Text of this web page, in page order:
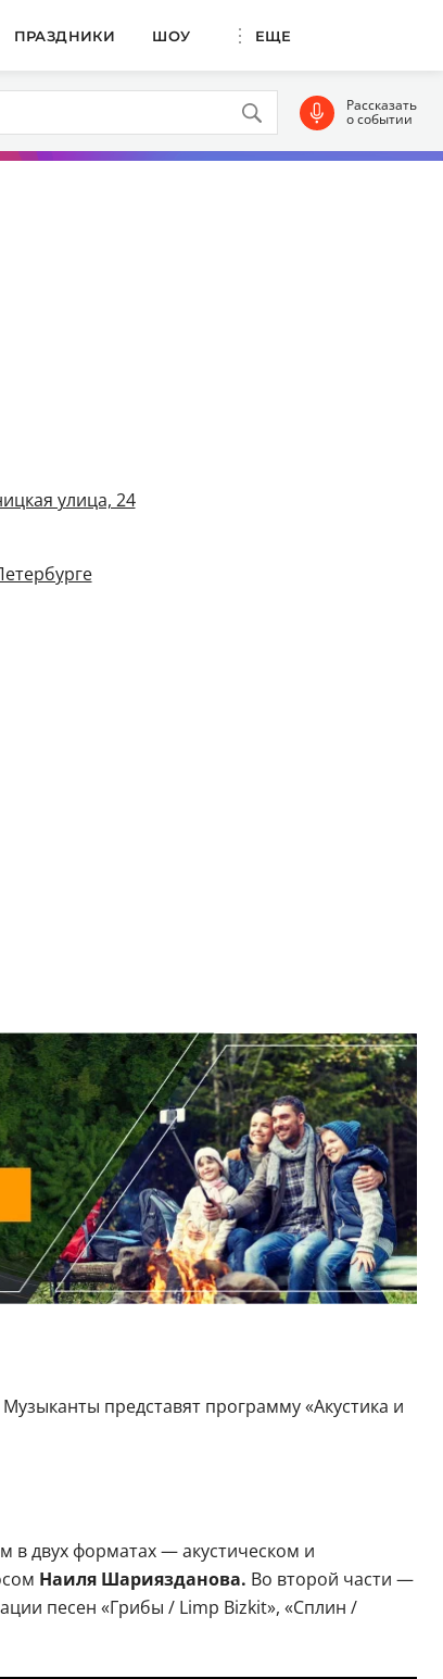
ПРАЗДНИКИ ШОУ ЕЩЕ
Рассказать
о событии
улица, 24
Музыканты представят программу «Акустика и
в двух форматах — акустическом и
Наиля Шариязданова. Во второй части —
песен «Грибы / Limp Bizkit», «Сплин /